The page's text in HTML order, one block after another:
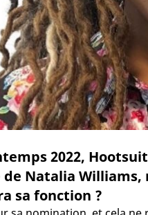
2022,
de Natalia
sa